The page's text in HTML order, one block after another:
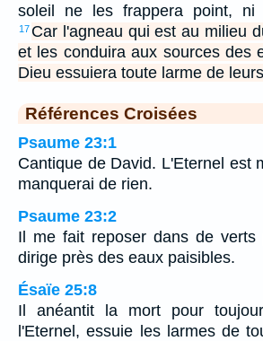
soleil ne les frappera point, ni
17 Car l'agneau qui est au milieu
et les conduira aux sources des
Dieu essuiera toute larme de
Références Croisées
Psaume 23:1
Cantique de David. L'Eternel est
manquerai de rien.
Psaume 23:2
Il me fait reposer dans de verts
dirige près des eaux paisibles.
Ésaïe 25:8
Il anéantit la mort pour
l'Eternel, essuie les larmes de